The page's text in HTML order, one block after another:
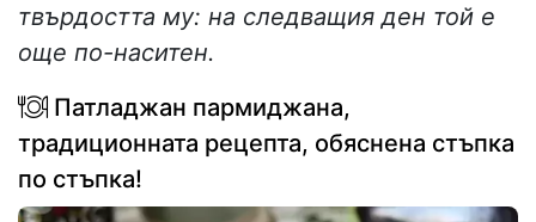
твърдостта му: на следващия ден той е
още по-наситен.
Патладжан пармиджана,
традиционната рецепта, обяснена стъпка
по стъпка!